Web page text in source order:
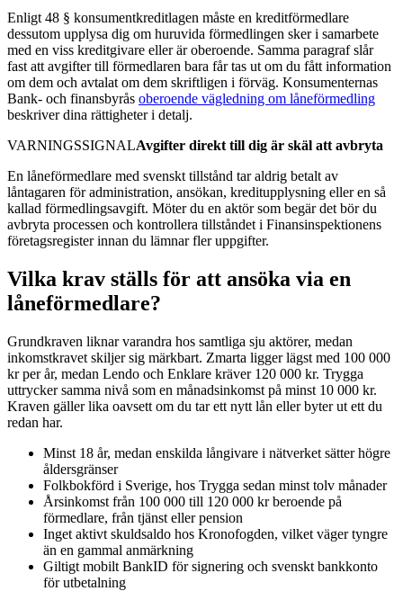
Enligt 48 § konsumentkreditlagen måste en kreditförmedlare
dessutom upplysa dig om huruvida förmedlingen sker i samarbete
med en viss kreditgivare eller är oberoende. Samma paragraf slår
fast att avgifter till förmedlaren bara får tas ut om du fått information
om dem och avtalat om dem skriftligen i förväg. Konsumenternas
Bank- och finansbyrås oberoende vägledning om låneförmedling
beskriver dina rättigheter i detalj.
VARNINGSSIGNALAvgifter direkt till dig är skäl att avbryta
En låneförmedlare med svenskt tillstånd tar aldrig betalt av
låntagaren för administration, ansökan, kreditupplysning eller en så
kallad förmedlingsavgift. Möter du en aktör som begär det bör du
avbryta processen och kontrollera tillståndet i Finansinspektionens
företagsregister innan du lämnar fler uppgifter.
Vilka krav ställs för att ansöka via en
låneförmedlare?
Grundkraven liknar varandra hos samtliga sju aktörer, medan
inkomstkravet skiljer sig märkbart. Zmarta ligger lägst med 100 000
kr per år, medan Lendo och Enklare kräver 120 000 kr. Trygga
uttrycker samma nivå som en månadsinkomst på minst 10 000 kr.
Kraven gäller lika oavsett om du tar ett nytt lån eller byter ut ett du
redan har.
Minst 18 år, medan enskilda långivare i nätverket sätter högre
åldersgränser
Folkbokförd i Sverige, hos Trygga sedan minst tolv månader
Årsinkomst från 100 000 till 120 000 kr beroende på
förmedlare, från tjänst eller pension
Inget aktivt skuldsaldo hos Kronofogden, vilket väger tyngre
än en gammal anmärkning
Giltigt mobilt BankID för signering och svenskt bankkonto
för utbetalning